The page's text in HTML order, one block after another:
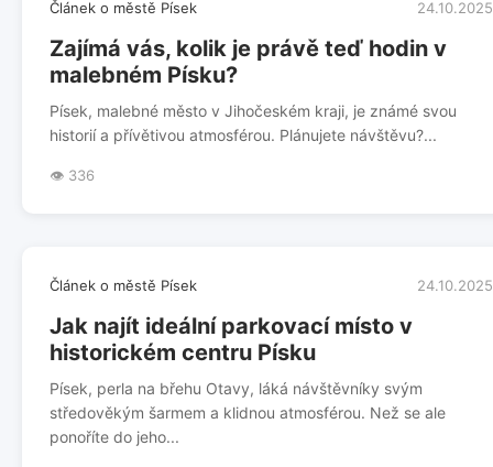
Článek o městě Písek 24.10.2025
Zajímá vás, kolik je právě teď hodin v
malebném Písku?
Písek, malebné město v Jihočeském kraji, je známé svou
historií a přívětivou atmosférou. Plánujete návštěvu?...
👁️ 336
Článek o městě Písek 24.10.2025
Jak najít ideální parkovací místo v
historickém centru Písku
Písek, perla na břehu Otavy, láká návštěvníky svým
středověkým šarmem a klidnou atmosférou. Než se ale
ponoříte do jeho...